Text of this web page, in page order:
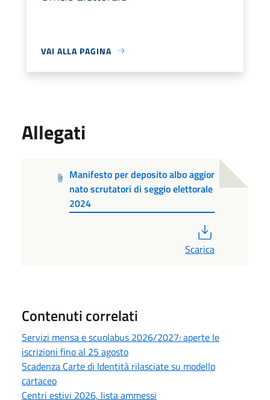
VAI ALLA PAGINA
Allegati
Manifesto per deposito albo aggior
nato scrutatori di seggio elettorale
2024
Scarica
Contenuti correlati
Servizi mensa e scuolabus 2026/2027: aperte le
iscrizioni fino al 25 agosto
Scadenza Carte di Identità rilasciate su modello
cartaceo
Centri estivi 2026, lista ammessi